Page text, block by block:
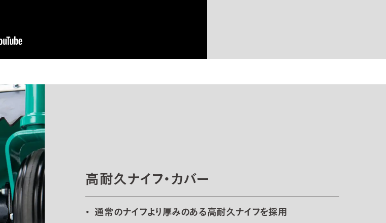
高耐久ナイフ・カバー
通常のナイフより厚みのある高耐久ナイフを採用